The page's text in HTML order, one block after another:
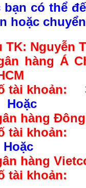
bạn có thể
hoặc
TK: Nguyễn
hàng Á
tài khoản:
hàng
tài khoản:
Hoặc
hàng
tài khoản: